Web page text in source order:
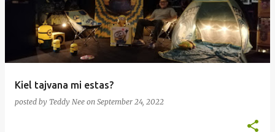
Kiel tajvana mi estas?
posted by Teddy Nee on September 24, 2022